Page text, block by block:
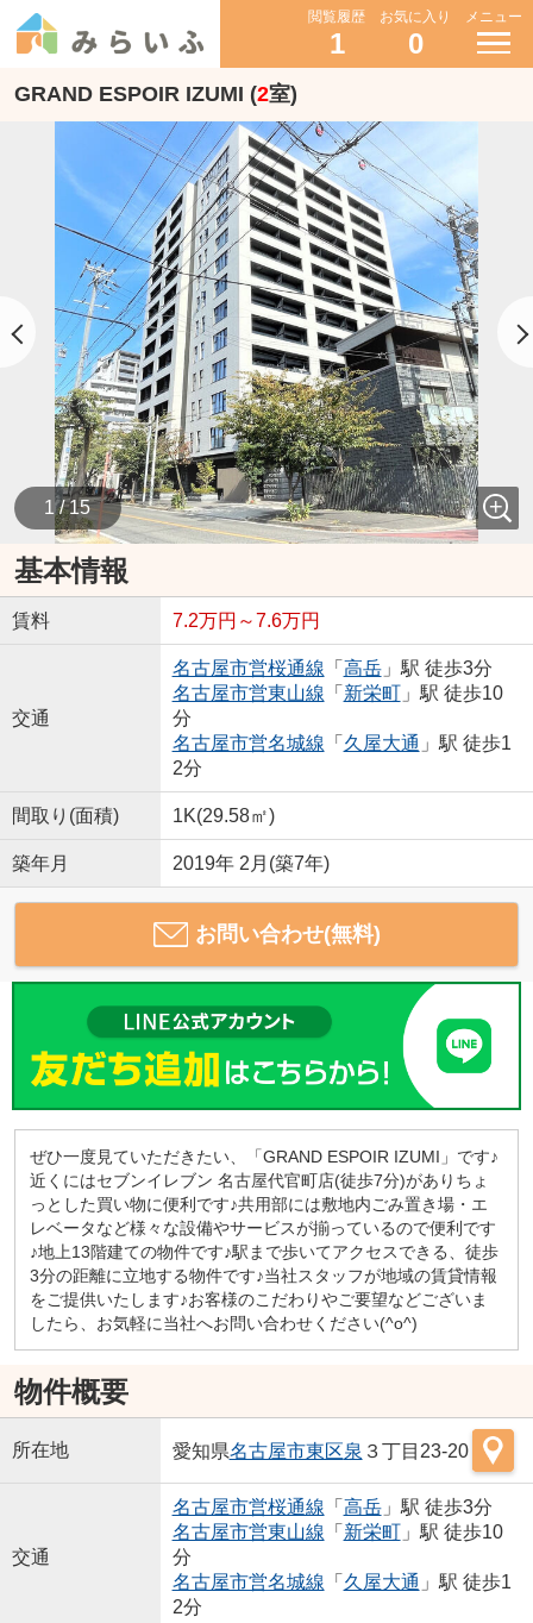
閲覧履歴
1
お気に入り
0
メニュー
GRAND ESPOIR IZUMI (2室)
1 / 15
基本情報
賃料 7.2万円～7.6万円
交通
名古屋市営桜通線 「 高岳」駅 徒歩3分
名古屋市営東山線 「 新栄町」駅 徒歩10
分
名古屋市営名城線 「 久屋大通 」駅 徒歩1
2分
間取り(面積) 1K(29.58㎡)
築年月 2019年 2月(築7年)
お問い合わせ(無料)
ぜひ一度見ていただきたい、「GRAND ESPOIR IZUMI」です♪
近くにはセブンイレブン 名古屋代官町店(徒歩7分)がありちょ
っとした買い物に便利です♪共用部には敷地内ごみ置き場・エ
レベータなど様々な設備やサービスが揃っているので便利です
♪地上13階建ての物件です♪駅まで歩いてアクセスできる、徒歩
3分の距離に立地する物件です♪当社スタッフが地域の賃貸情報
をご提供いたします♪お客様のこだわりやご要望などございま
したら、お気軽に当社へお問い合わせください(^o^)
物件概要
所在地 愛知県名古屋市東区泉 ３丁目23-20
交通
名古屋市営桜通線 「 高岳」駅 徒歩3分
名古屋市営東山線 「 新栄町」駅 徒歩10
分
名古屋市営名城線 「 久屋大通 」駅 徒歩1
2分